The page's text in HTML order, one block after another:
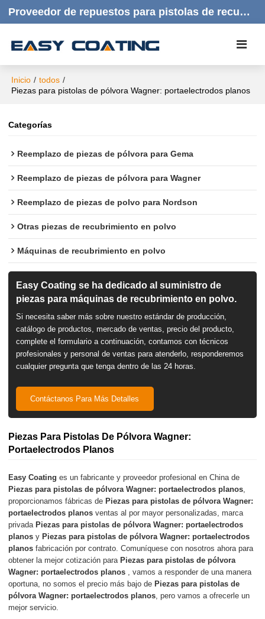
Proveedor de repuestos para pistolas de recubrimiento en polvo | Productos de calidad, respuesta rápida y atención al cliente amable.
Inicio / todos /
Piezas para pistolas de pólvora Wagner: portaelectrodos planos
Categorías
Reemplazo de piezas de pólvora para Gema
Reemplazo de piezas de pólvora para Wagner
Reemplazo de piezas de polvo para Nordson
Otras piezas de recubrimiento en polvo
Máquinas de recubrimiento en polvo
Easy Coating se ha dedicado al suministro de
piezas para máquinas de recubrimiento en polvo.
Si necesita saber más sobre nuestro estándar de producción,
catálogo de productos, mercado de ventas, precio del producto,
complete el formulario a continuación, contamos con técnicos
profesionales y personal de ventas para atenderlo, responderemos
cualquier pregunta que tenga dentro de las 24 horas.
Contáctanos Para Más Detalles
Piezas Para Pistolas De Pólvora Wagner:
Portaelectrodos Planos
Easy Coating es un fabricante y proveedor profesional en China de
Piezas para pistolas de pólvora Wagner: portaelectrodos planos,
proporcionamos fábricas de Piezas para pistolas de pólvora Wagner:
portaelectrodos planos ventas al por mayor personalizadas, marca
privada Piezas para pistolas de pólvora Wagner: portaelectrodos
planos y Piezas para pistolas de pólvora Wagner: portaelectrodos
planos fabricación por contrato. Comuníquese con nosotros ahora para
obtener la mejor cotización para Piezas para pistolas de pólvora
Wagner: portaelectrodos planos , vamos a responder de una manera
oportuna, no somos el precio más bajo de Piezas para pistolas de
pólvora Wagner: portaelectrodos planos, pero vamos a ofrecerle un
mejor servicio.